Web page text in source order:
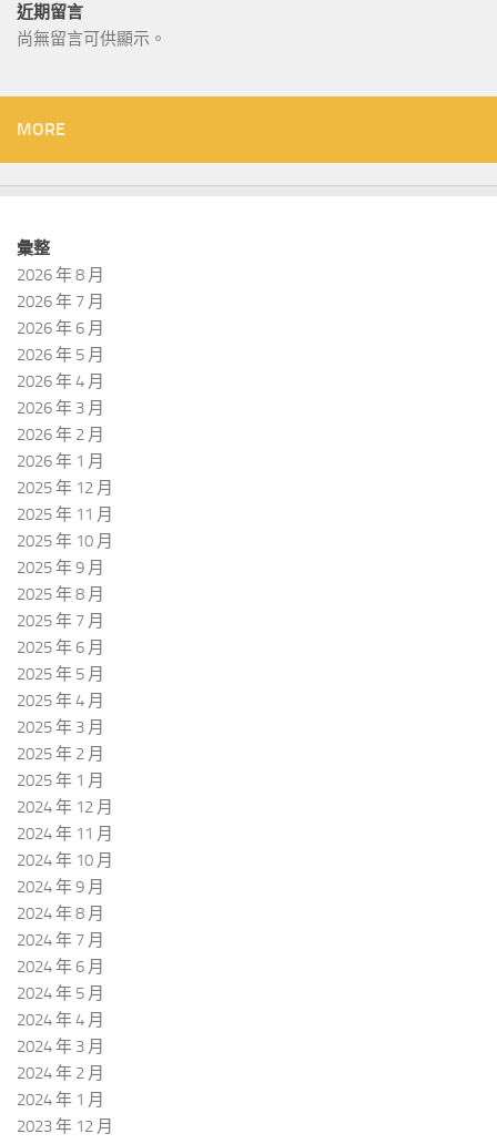
近期留言
尚無留言可供顯示。
MORE
彙整
2026 年 8 月
2026 年 7 月
2026 年 6 月
2026 年 5 月
2026 年 4 月
2026 年 3 月
2026 年 2 月
2026 年 1 月
2025 年 12 月
2025 年 11 月
2025 年 10 月
2025 年 9 月
2025 年 8 月
2025 年 7 月
2025 年 6 月
2025 年 5 月
2025 年 4 月
2025 年 3 月
2025 年 2 月
2025 年 1 月
2024 年 12 月
2024 年 11 月
2024 年 10 月
2024 年 9 月
2024 年 8 月
2024 年 7 月
2024 年 6 月
2024 年 5 月
2024 年 4 月
2024 年 3 月
2024 年 2 月
2024 年 1 月
2023 年 12 月